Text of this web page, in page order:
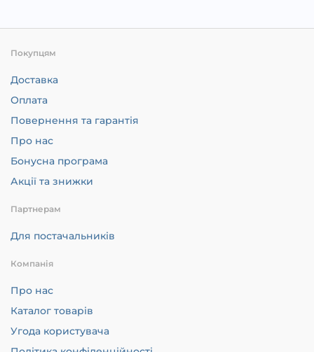
Покупцям
Доставка
Оплата
Повернення та гарантія
Про нас
Бонусна програма
Акції та знижки
Партнерам
Для постачальників
Компанія
Про нас
Каталог товарів
Угода користувача